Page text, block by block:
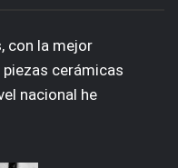
con la mejor
cerámicas
nacional he